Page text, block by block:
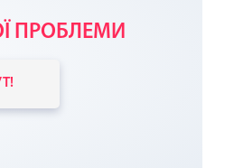
ПРОБЛЕМИ